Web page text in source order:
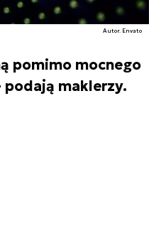
Autor. Envato
pomimo mocnego
maklerzy.